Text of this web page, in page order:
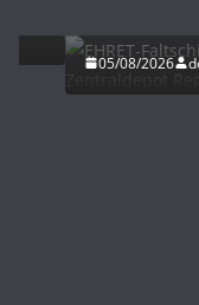
05/08/2026 dc